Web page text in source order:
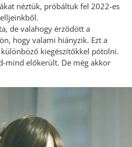
néztük, próbáltuk fel 2022-es
de valahogy érződött a
hogy valami hiányzik. Ezt a
kiegészítőkkel pótolni.
mind előkerült. De még akkor